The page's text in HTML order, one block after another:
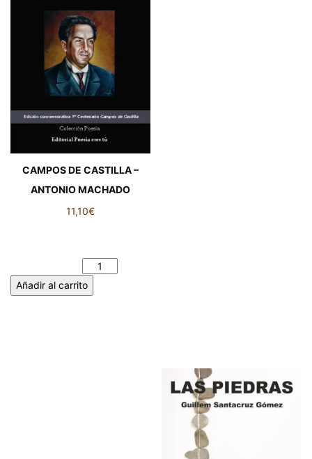
CAMPOS DE CASTILLA –
ANTONIO MACHADO
11,10€
Añadir al carrito